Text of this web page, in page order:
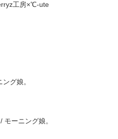
工房×℃-ute
グ娘。
ーニング娘。